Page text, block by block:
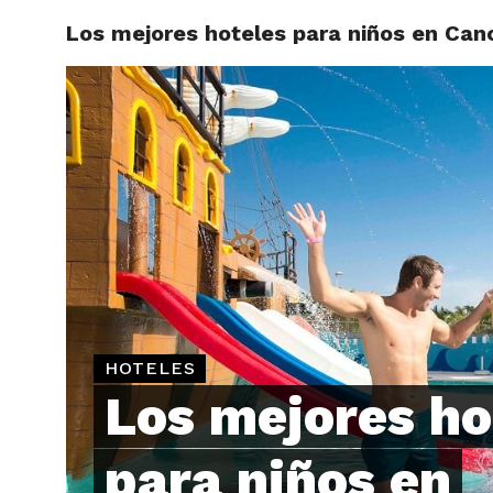
Los mejores hoteles para niños en
HOTELES
Los mejores